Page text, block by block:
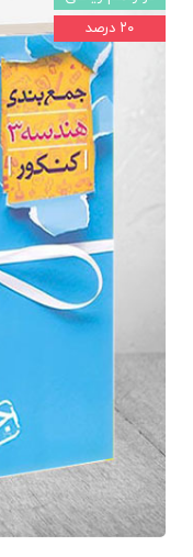
۲۰ درصد